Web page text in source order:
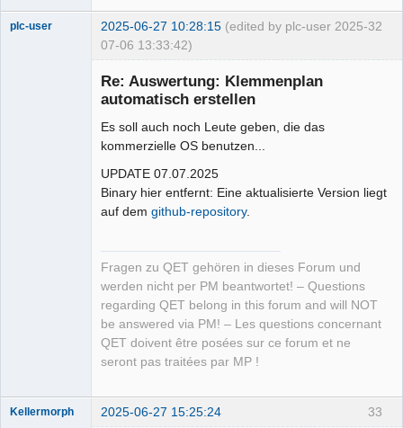
32
plc-user 2025-06-27 10:28:15 (edited by plc-user 2025-
07-06 13:33:42)
Re: Auswertung: Klemmenplan
automatisch erstellen
Es soll auch noch Leute geben, die das
kommerzielle OS benutzen...
UPDATE 07.07.2025
Binary hier entfernt: Eine aktualisierte Version liegt
auf dem github-repository.
Fragen zu QET gehören in dieses Forum und
werden nicht per PM beantwortet! – Questions
regarding QET belong in this forum and will NOT
be answered via PM! – Les questions concernant
QET doivent être posées sur ce forum et ne
seront pas traitées par MP !
33
Kellermorph 2025-06-27 15:25:24